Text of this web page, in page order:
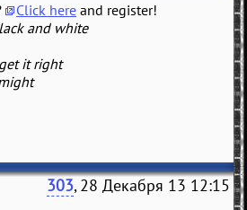
Click here and register!
and white
it right
303, 28 Декабря 13 12:15